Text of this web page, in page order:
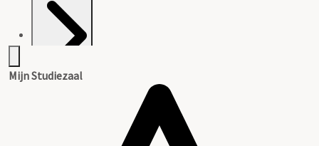
Inventaris
Mijn Studiezaal